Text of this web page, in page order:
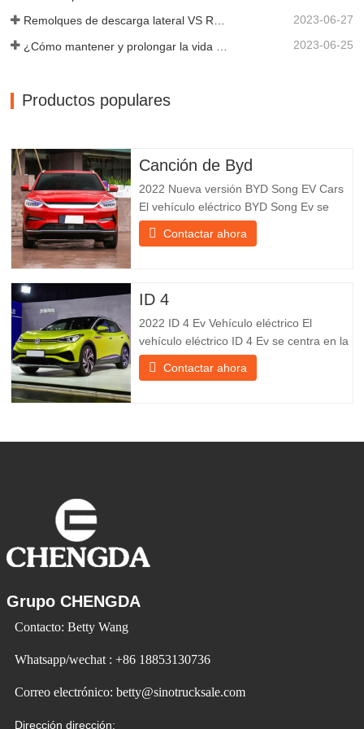
Remolques de descarga lateral VS Remolques de descarga lateral: ¿Cuál es mejor para su negocio? 2023-06-27
2023-06-25
Productos populares
Canción de Byd
2022 Nueva versión BYD Song EV Cars
El vehículo eléctrico BYD Song Ev se
centra en la experiencia del cliente y el
desarrollo de productos para satisfacer la
populares. BYD Song Ev Electric Vehicle
Contactar ahora
ID 4
2022 ID 4 Ev Vehículo eléctrico El
vehículo eléctrico ID 4 Ev se centra en la
experiencia del cliente y el desarrollo de
productos para satisfacer la demanda del
Contactar ahora
Grupo CHENGDA
Contacto: Betty Wang
Whatsapp/wechat : +86 18853130736
Correo electrónico: betty@sinotrucksale.com
Dirección dirección: